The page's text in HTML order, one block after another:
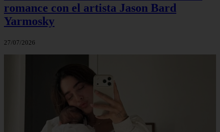
romance con el artista Jason Bard
Yarmosky
27/07/2026